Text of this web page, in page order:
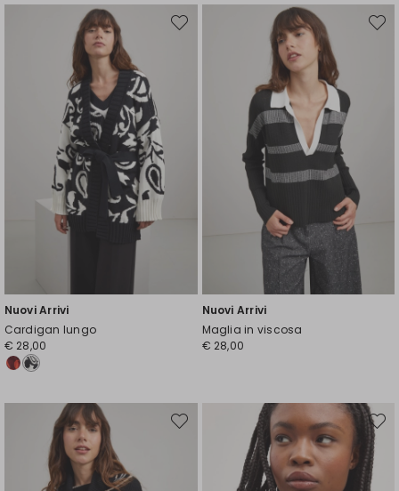
Nuovi Arrivi
Cardigan lungo
€ 28,00
Sposta
Nuovi Arrivi
Maglia in viscosa
€ 28,00
Sposta